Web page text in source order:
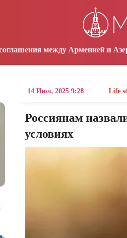
Yerevan
14:07
и Азербайджаном
14 Июл, 2025 9:28 Life
Россиянам
условиях